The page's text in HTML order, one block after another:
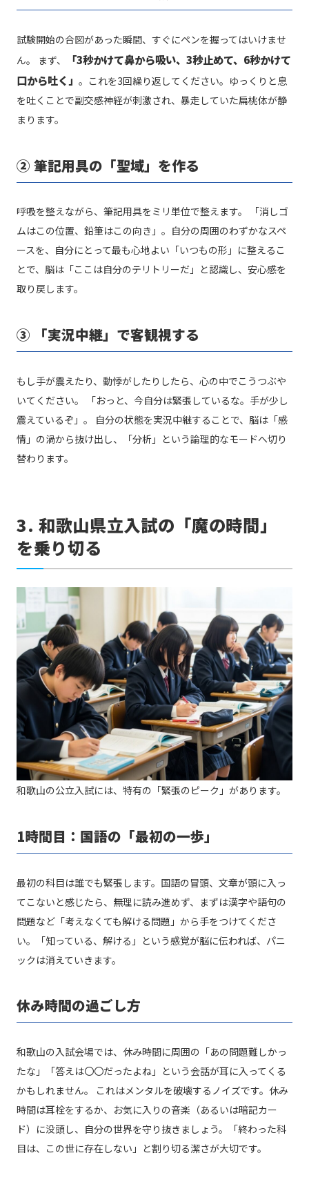
試験開始の合図があった瞬間、すぐにペンを握ってはいけませ
ん。 まず、
「3秒かけて鼻から吸い、3秒止めて、6秒かけて
口から吐く」 。これを3回繰り返してください。ゆっくりと息
を吐くことで副交感神経が刺激され、暴走していた扁桃体が静
まります。
② 筆記用具の「聖域」を作る
呼吸を整えながら、筆記用具をミリ単位で整えます。 「消しゴ
ムはこの位置、鉛筆はこの向き」。自分の周囲のわずかなスペ
ースを、自分にとって最も心地よい「いつもの形」に整えるこ
とで、脳は「ここは自分のテリトリーだ」と認識し、安心感を
取り戻します。
③ 「実況中継」で客観視する
もし手が震えたり、動悸がしたりしたら、心の中でこうつぶや
いてください。 「おっと、今自分は緊張しているな。手が少し
震えているぞ」。 自分の状態を実況中継することで、脳は「感
情」の渦から抜け出し、「分析」という論理的なモードへ切り
替わります。
3. 和歌山県立入試の「魔の時間」
を乗り切る
和歌山の公立入試には、特有の「緊張のピーク」があります。
1時間目：国語の「最初の一歩」
最初の科目は誰でも緊張します。国語の冒頭、文章が頭に入っ
てこないと感じたら、無理に読み進めず、まずは漢字や語句の
問題など「考えなくても解ける問題」から手をつけてくださ
い。「知っている、解ける」という感覚が脳に伝われば、パニ
ックは消えていきます。
休み時間の過ごし方
和歌山の入試会場では、休み時間に周囲の「あの問題難しかっ
たな」「答えは〇〇だったよね」という会話が耳に入ってくる
かもしれません。 これはメンタルを破壊するノイズです。休み
時間は耳栓をするか、お気に入りの音楽（あるいは暗記カー
ド）に没頭し、自分の世界を守り抜きましょう。「終わった科
目は、この世に存在しない」と割り切る潔さが大切です。